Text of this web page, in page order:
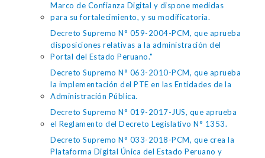
Marco de Confianza Digital y dispone medidas
para su fortalecimiento, y su modificatoria.
Decreto Supremo N° 059-2004-PCM, que aprueba
disposiciones relativas a la administración del
Portal del Estado Peruano."
Decreto Supremo N° 063-2010-PCM, que aprueba
la implementación del PTE en las Entidades de la
Administración Pública.
Decreto Supremo N° 019-2017-JUS, que aprueba
el Reglamento del Decreto Legislativo N° 1353.
Decreto Supremo N° 033-2018-PCM, que crea la
Plataforma Digital Única del Estado Peruano y